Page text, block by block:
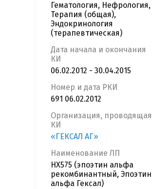
Гематология, Нефрология,
Терапия (общая),
Эндокринология
(терапевтическая)
Дата начала и окончания
КИ
06.02.2012 - 30.04.2015
Номер и дата РКИ
691 06.02.2012
Организация, проводящая
КИ
«ГЕКСАЛ АГ»
Наименование ЛП
HX575 (эпоэтин альфа
рекомбинантный,
альфа Гексал)